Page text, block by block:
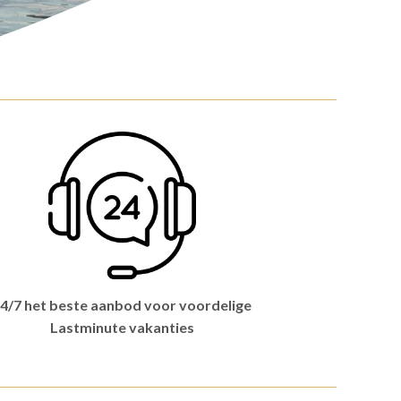
7 het beste aanbod voor voordelige
Lastminute vakanties